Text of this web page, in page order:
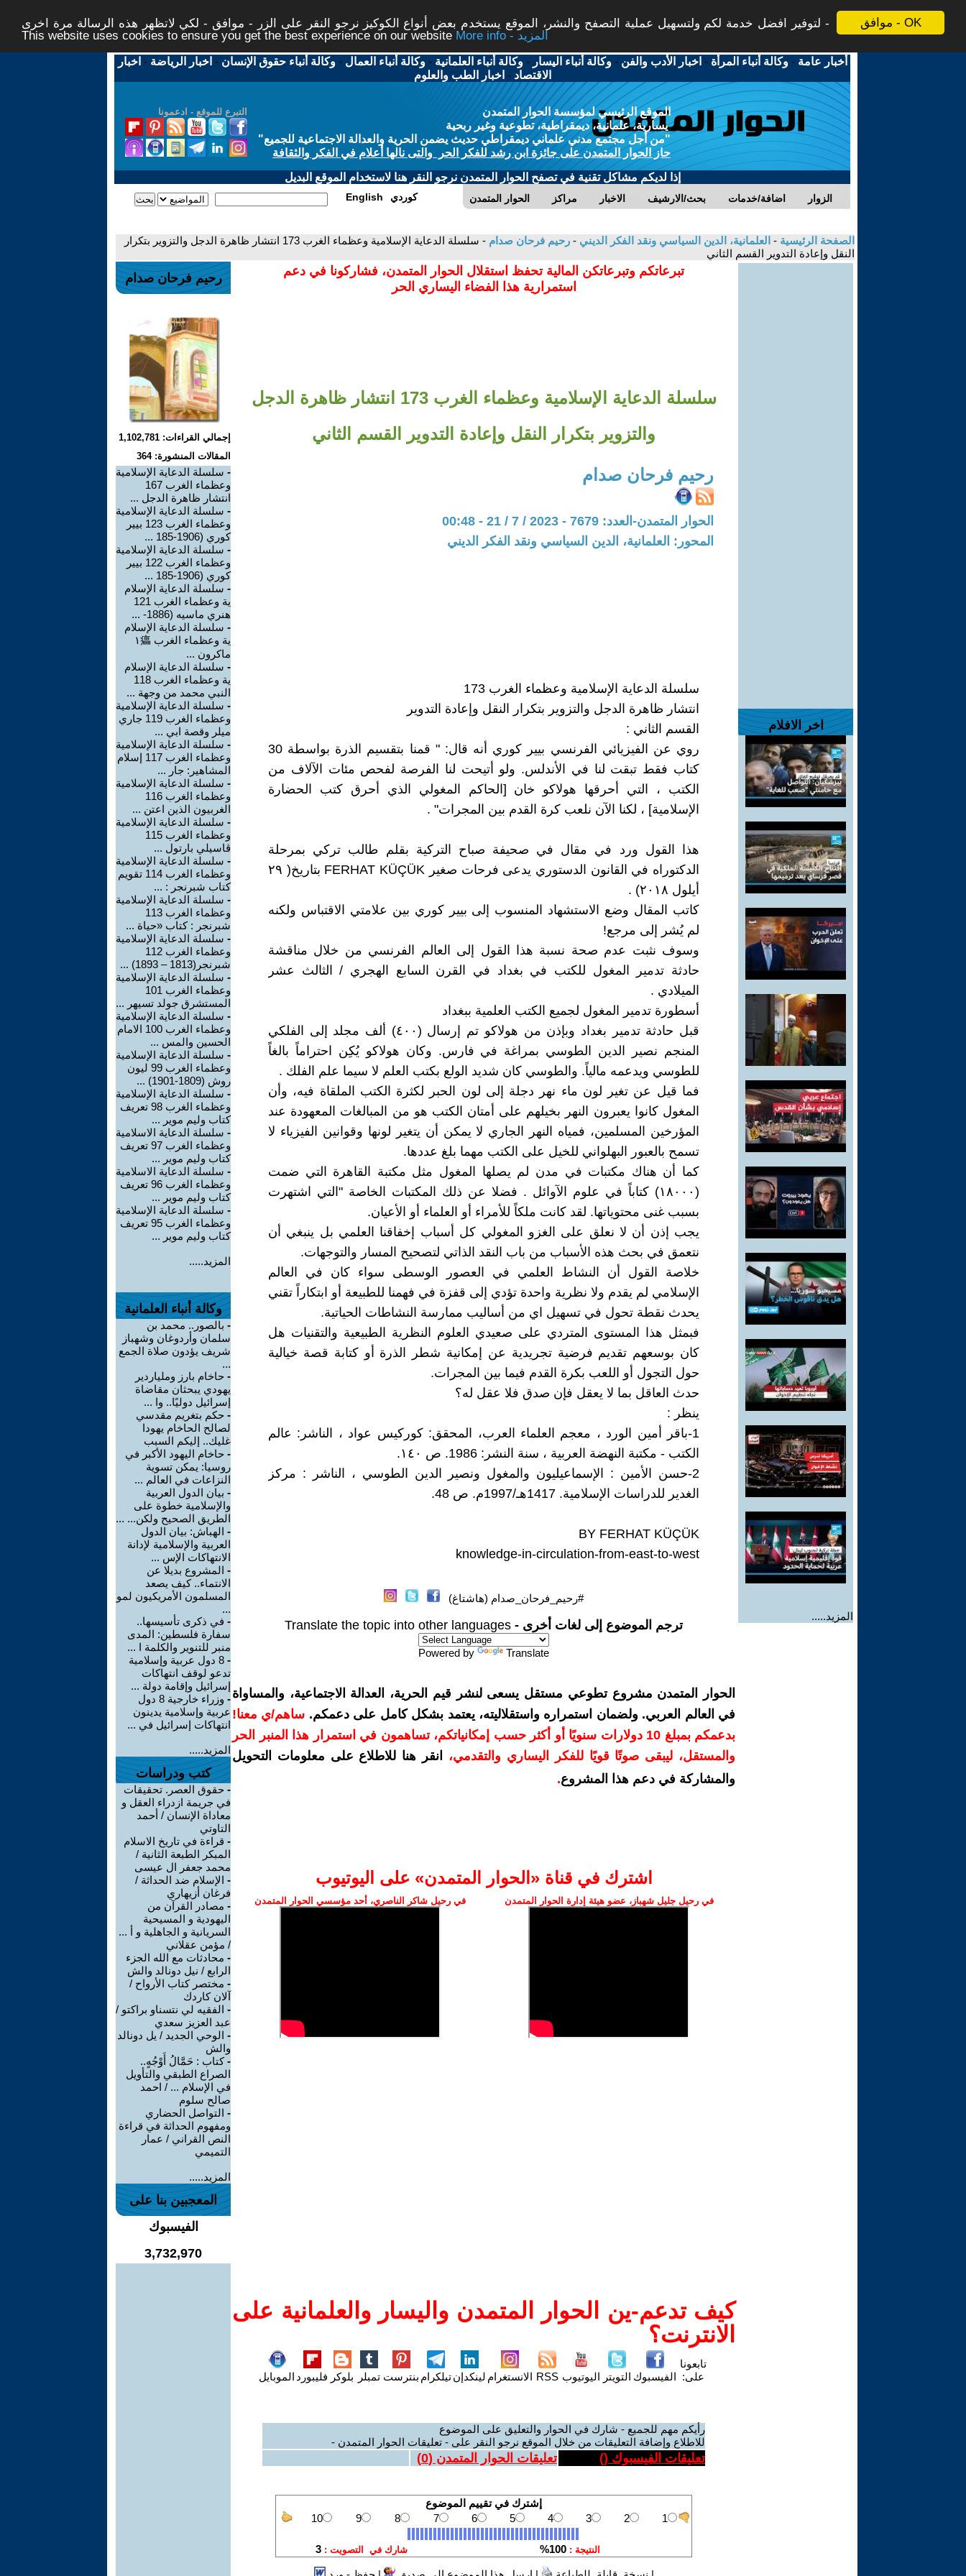
موافق - OK
لتوفير افضل خدمة لكم ولتسهيل عملية التصفح والنشر، الموقع يستخدم بعض أنواع الكوكيز نرجو النقر على الزر - موافق - لكي لاتظهر هذه الرسالة مرة اخرى -
This website uses cookies to ensure you get the best experience on our website
More info - المزيد
أخبار عامة -وكالة أنباء المرأة - اخبار الأدب والفن -وكالة أنباء اليسار -وكالة أنباء العلمانية -وكالة أنباء العمال -وكالة أنباء حقوق الإنسان - اخبار الرياضة - اخبار
الاقتصاد - اخبار الطب والعلوم
التبرع للموقع - ادعمونا
الموقع الرئيسي لمؤسسة الحوار المتمدن
يسارية، علمانية، ديمقراطية، تطوعية وغير ربحية
"من أجل مجتمع مدني علماني ديمقراطي حديث يضمن الحرية والعدالة الاجتماعية للجميع"
حاز الحوار المتمدن على جائزة ابن رشد للفكر الحر والتى نالها أعلام في الفكر والثقافة
إذا لديكم مشاكل تقنية في تصفح الحوار المتمدن نرجو النقر هنا لاستخدام الموقع البديل
الحوار المتمدن مراكز الاخبار بحث/الارشيف اضافة/خدمات الزوار English كوردي
الصفحة الرئيسية - العلمانية، الدين السياسي ونقد الفكر الديني - رحيم فرحان صدام
- سلسلة الدعاية الإسلامية وعظماء الغرب 173 انتشار ظاهرة الدجل والتزوير بتكرار
النقل وإعادة التدوير القسم الثاني
اخر الافلام
المزيد.....
تبرعاتكم وتبرعاتكن المالية تحفظ استقلال الحوار المتمدن، فشاركونا في دعم
استمرارية هذا الفضاء اليساري الحر
سلسلة الدعاية الإسلامية وعظماء الغرب 173 انتشار ظاهرة الدجل
والتزوير بتكرار النقل وإعادة التدوير القسم الثاني
رحيم فرحان صدام
الحوار المتمدن-العدد: 7679 - 2023 / 7 / 21 - 00:48
المحور: العلمانية، الدين السياسي ونقد الفكر الديني
سلسلة الدعاية الإسلامية وعظماء الغرب 173
انتشار ظاهرة الدجل والتزوير بتكرار النقل وإعادة التدوير
القسم الثاني :
روي عن الفيزيائي الفرنسي بيير كوري أنه قال: " قمنا بتقسيم الذرة بواسطة 30
كتاب فقط تبقت لنا في الأندلس. ولو أتيحت لنا الفرصة لفحص مئات الآلاف من
الكتب ، التي أحرقها هولاكو خان [الحاكم المغولي الذي أحرق كتب الحضارة
الإسلامية] ، لكنا الآن نلعب كرة القدم بين المجرات" .
هذا القول ورد في مقال في صحيفة صباح التركية بقلم طالب تركي بمرحلة
الدكتوراه في القانون الدستوري يدعى فرحات صغير FERHAT KÜÇÜK بتاريخ( ٢٩
أيلول ٢٠١٨) .
كاتب المقال وضع الاستشهاد المنسوب إلى بيير كوري بين علامتي الاقتباس ولكنه
لم يُشر إلى مرجع!
وسوف نثبت عدم صحة نسبة هذا القول إلى العالم الفرنسي من خلال مناقشة
حادثة تدمير المغول للكتب في بغداد في القرن السابع الهجري / الثالث عشر
الميلادي .
أسطورة تدمير المغول لجميع الكتب العلمية ببغداد
قبل حادثة تدمير بغداد وبإذن من هولاكو تم إرسال (٤٠٠) ألف مجلد إلى الفلكي
المنجم نصير الدين الطوسي بمراغة في فارس. وكان هولاكو يُكِن احتراماً بالغاً
للطوسي ويدعمه مالياً. والطوسي كان شديد الولع بكتب العلم لا سيما علم الفلك .
فما قيل عن تغير لون ماء نهر دجلة إلى لون الحبر لكثرة الكتب الملقاة فيه، وأن
المغول كانوا يعبرون النهر بخيلهم على أمتان الكتب هو من المبالغات المعهودة عند
المؤرخين المسلمين، فمياه النهر الجاري لا يمكن أن يتغير لونها وقوانين الفيزياء لا
تسمح بالعبور البهلواني للخيل على الكتب مهما بلغ عددها.
كما أن هناك مكتبات في مدن لم يصلها المغول مثل مكتبة القاهرة التي ضمت
(١٨٠٠٠) كتاباً في علوم الآوائل . فضلا عن ذلك المكتبات الخاصة "التي اشتهرت
بسبب غنى محتوياتها. لقد كانت ملكاً للأمراء أو العلماء أو الأعيان.
يجب إذن أن لا نعلق على الغزو المغولي كل أسباب إخفاقنا العلمي بل ينبغي أن
نتعمق في بحث هذه الأسباب من باب النقد الذاتي لتصحيح المسار والتوجهات.
خلاصة القول أن النشاط العلمي في العصور الوسطى سواء كان في العالم
الإسلامي لم يقدم ولا نظرية واحدة تؤدي إلى قفزة في فهمنا للطبيعة أو ابتكاراً تقني
يحدث نقطة تحول في تسهيل اي من أساليب ممارسة النشاطات الحياتية.
فبمثل هذا المستوى المتردي على صعيدي العلوم النظرية الطبيعية والتقنيات هل
كان بوسعهم تقديم فرضية تجريدية عن إمكانية شطر الذرة أو كتابة قصة خيالية
حول التجول أو اللعب بكرة القدم فيما بين المجرات.
حدث العاقل بما لا يعقل فإن صدق فلا عقل له؟
ينظر :
1-باقر أمين الورد ، معجم العلماء العرب، المحقق: كوركيس عواد ، الناشر: عالم
الكتب - مكتبة النهضة العربية ، سنة النشر: 1986. ص ١٤٠.
2-حسن الأمين : الإسماعيليون والمغول ونصير الدين الطوسي ، الناشر : مركز
الغدير للدراسات الإسلامية. 1417هـ/1997م. ص 48.
BY FERHAT KÜÇÜK
knowledge-in-circulation-from-east-to-west
#رحيم_فرحان_صدام (هاشتاغ)
ترجم الموضوع إلى لغات أخرى - Translate the topic into other languages
Powered by Translate
الحوار المتمدن مشروع تطوعي مستقل يسعى لنشر قيم الحرية، العدالة الاجتماعية، والمساواة
في العالم العربي. ولضمان استمراره واستقلاليته، يعتمد بشكل كامل على دعمكم. ساهم/ي معنا!
بدعمكم بمبلغ 10 دولارات سنويًا أو أكثر حسب إمكانياتكم، تساهمون في استمرار هذا المنبر الحر
والمستقل، ليبقى صوتًا قويًا للفكر اليساري والتقدمي،
انقر هنا للاطلاع على معلومات التحويل
والمشاركة في دعم هذا المشروع.
اشترك في قناة ‫«الحوار المتمدن» على اليوتيوب
في رحيل جليل شهباز، عضو هيئة إدارة الحوار المتمدن في رحيل شاكر الناصري، أحد مؤسسي الحوار المتمدن
كيف تدعم-ين الحوار المتمدن واليسار والعلمانية على
الانترنت؟
تابعونا
على: الفيسبوك التويتر اليوتيوب RSS الانستغرام لينكدإنتيلكرام بنترست تمبلر بلوكر فليبورد الموبايل
رأيكم مهم للجميع - شارك في الحوار والتعليق على الموضوع
للاطلاع وإضافة التعليقات من خلال الموقع نرجو النقر على - تعليقات الحوار المتمدن -
تعليقات الفيسبوك () تعليقات الحوار المتمدن (0
)
رحيم فرحان صدام
إجمالي القراءات: 1,102,781
المقالات المنشورة: 364
- سلسلة الدعاية الإسلامية
وعظماء الغرب 167
انتشار ظاهرة الدجل ...
- سلسلة الدعاية الإسلامية
وعظماء الغرب 123 بيير
كوري (1906-185 ...
- سلسلة الدعاية الإسلامية
وعظماء الغرب 122 بيير
كوري (1906-185 ...
- سلسلة الدعاية الإسلام
ية وعظماء الغرب 121
هنري ماسيه (1886- ...
- سلسلة الدعاية الإسلام
ية وعظماء الغرب ١㿔
ماكرون ...
- سلسلة الدعاية الإسلام
ية وعظماء الغرب 118
النبي محمد من وجهة ...
- سلسلة الدعاية الإسلامية
وعظماء الغرب 119 جاري
ميلر وقصة ابي ...
- سلسلة الدعاية الإسلامية
وعظماء الغرب 117 إسلام
المشاهير: جار ...
- سلسلة الدعاية الإسلامية
وعظماء الغرب 116
الغربيون الذين اعتن ...
- سلسلة الدعاية الإسلامية
وعظماء الغرب 115
ڤاسيلي بارتول ...
- سلسلة الدعاية الإسلامية
وعظماء الغرب 114 تقويم
كتاب شبرنجر : ...
- سلسلة الدعاية الإسلامية
وعظماء الغرب 113
شبرنجر : كتاب «حياة ...
- سلسلة الدعاية الإسلامية
وعظماء الغرب 112
شبرنجر(1813 – 1893) ...
- سلسلة الدعاية الإسلامية
وعظماء الغرب 101
المستشرق جولد تسيهر ...
- سلسلة الدعاية الإسلامية
وعظماء الغرب 100 الامام
الحسين والمس ...
- سلسلة الدعاية الإسلامية
وعظماء الغرب 99 ليون
روش (1809-1901) ...
- سلسلة الدعاية الإسلامية
وعظماء الغرب 98 تعريف
كتاب وليم موير ...
- سلسلة الدعاية الاسلامية
وعظماء الغرب 97 تعريف
كتاب وليم موير ...
- سلسلة الدعاية الاسلامية
وعظماء الغرب 96 تعريف
كتاب وليم موير ...
- سلسلة الدعاية الإسلامية
وعظماء الغرب 95 تعريف
كتاب وليم موير ...
المزيد.....
وكالة أنباء العلمانية
- بالصور.. محمد بن
سلمان وأردوغان وشهباز
شريف يؤدون صلاة الجمع
...
- حاخام بارز وملياردير
يهودي يبحثان مقاضاة
إسرائيل دوليًا.. وا ...
- حكم بتغريم مقدسي
لصالح الحاخام يهودا
غليك.. إليكم السبب
- حاخام اليهود الأكبر في
روسيا: يمكن تسوية
النزاعات في العالم ...
- بيان الدول العربية
والإسلامية خطوة على
الطريق الصحيح ولكن... ...
- الهباش: بيان الدول
العربية والإسلامية لإدانة
الانتهاكات الإس ...
- المشروع بديلا عن
الانتماء.. كيف يصعد
المسلمون الأمريكيون لمو
...
- في ذكرى تأسيسها..
سفارة فلسطين: المدى
منبر للتنوير والكلمة ا ...
-
8 دول عربية وإسلامية
تدعو لوقف انتهاكات
إسرائيل وإقامة دولة ...
-
وزراء خارجية 8 دول
عربية وإسلامية يدينون
انتهاكات إسرائيل في ...
المزيد.....
كتب ودراسات
- حقوق العصر. تحقيقات
في جريمة ازدراء العقل و
معاداة الإنسان / أحمد
التاوتي
- قراءة في تاريخ الاسلام
المبكر الطبعة الثانية /
محمد جعفر ال عيسى
- الإسلام ضد الحداثة /
فرغان أزيهاري
- مصادر القرآن من
اليهودية و المسيحية
السريانية و الجاهلية و أ ...
/ مؤمن عقلاني
- محادثات مع الله الجزء
الرابع / نيل دونالد والش
- مختصر كتاب الأرواح /
آلان كاردك
- الفقيه لي نتسناو براكتو /
عبد العزيز سعدي
- الوحي الجديد / يل دونالد
والش
-كتاب : حَمَّالُ أَوْجُهٍ..
الصراع الطبقي والتأويل
في الإسلام ... / احمد
صالح سلوم
- التواصل الحضاري
ومفهوم الحداثة في قراءة
النص القراني / عمار
التميمي
المزيد.....
المعجبين بنا على
الفيسبوك
3,732,970